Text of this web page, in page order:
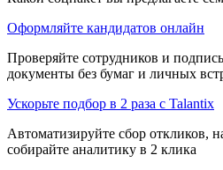
Оформляйте кандидатов онлайн
Проверяйте сотрудников и
документы без бумаг и личных
Ускорьте подбор в 2 раза с Talantix
Автоматизируйте сбор откликов,
собирайте аналитику в 2 клика